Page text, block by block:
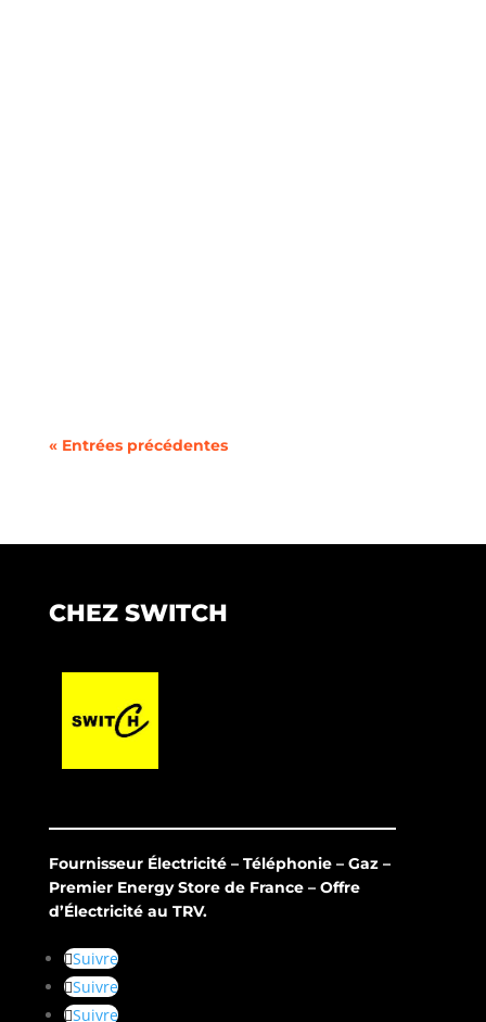
« Entrées précédentes
CHEZ SWITCH
Fournisseur Électricité – Téléphonie – Gaz –
Premier Energy Store de France – Offre
d’Électricité au TRV.
Suivre
Suivre
Suivre